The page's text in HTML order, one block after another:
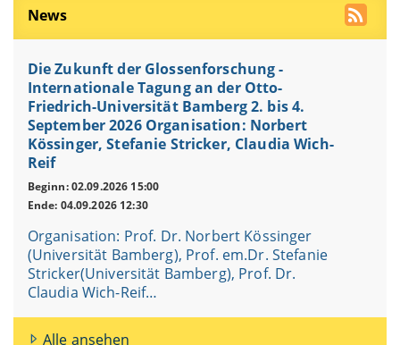
News
Die Zukunft der Glossenforschung -
Internationale Tagung an der Otto-
Friedrich-Universität Bamberg 2. bis 4.
September 2026 Organisation: Norbert
Kössinger, Stefanie Stricker, Claudia Wich-
Reif
Beginn: 02.09.2026 15:00
Ende: 04.09.2026 12:30
Organisation: Prof. Dr. Norbert Kössinger
(Universität Bamberg), Prof. em.Dr. Stefanie
Stricker(Universität Bamberg), Prof. Dr.
Claudia Wich-Reif…
Alle ansehen